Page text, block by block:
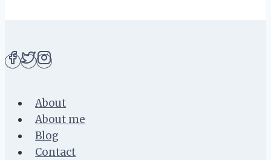
About
About me
Blog
Contact